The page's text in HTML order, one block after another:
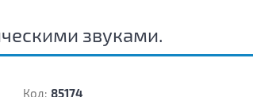
звуками.
Код: 85174